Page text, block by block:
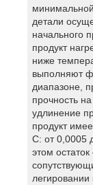
детали
начального
продукт
ниже
выполняют
диапазоне,
прочность
удлинение
продукт
С: от 0,0005
этом